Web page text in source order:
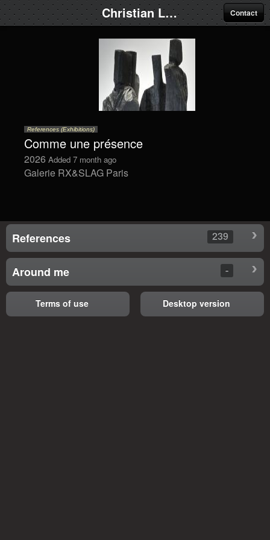
Christian Lapie Contact
References (Exhibitions)
Comme une présence
2026 Added 7 month ago
Galerie RX&SLAG Paris
References 239
Around me -
Terms of use Desktop version